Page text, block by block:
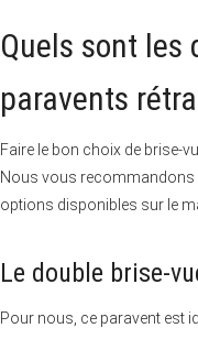
Quels sont
paravents
Faire le bon choix de brise-
Nous vous recommandons
options disponibles sur le
Le double brise-
Pour nous, ce paravent est